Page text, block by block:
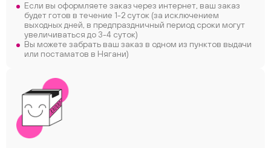
Если вы оформляете заказ через интернет, ваш заказ
будет готов в течение 1-2 суток (за исключением
выходных дней, в предпраздничный период сроки могут
увеличиваться до 3-4 суток)
Вы можете забрать ваш заказ в одном из пунктов выдачи
или постаматов в Нягани)